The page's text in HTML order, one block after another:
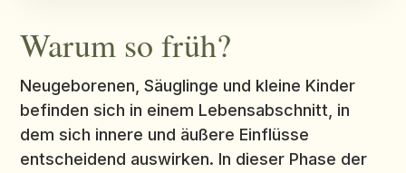
Warum so früh?
Neugeborenen, Säuglinge und kleine Kinder
befinden sich in einem Lebensabschnitt, in
dem sich innere und äußere Einflüsse
entscheidend auswirken. In dieser Phase der